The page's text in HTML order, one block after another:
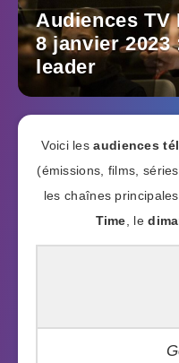
Audiences TV
8 janvier 2023
leader
Voici lesaudiences
(émissions, films,
les chaînes
Time , le